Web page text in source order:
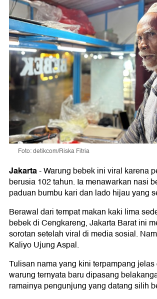
Foto: detikcom/Riska Fitria
Jakarta-Warung bebek ini viral karena
berusia 102 tahun. Ia menawarkan nasi
paduan bumbu kari dan lado hijau yang
Berawal dari tempat makan kaki lima
bebek di Cengkareng, Jakarta Barat ini
sorotan setelah viral di media sosial.
Kaliyo Ujung Aspal.
Tulisan nama yang kini terpampang
warung ternyata baru dipasang
ramainya pengunjung yang datang silih